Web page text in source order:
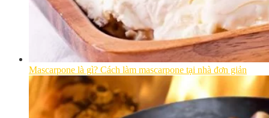
Mascarpone là gì? Cách làm mascarpone tại nhà đơn giản